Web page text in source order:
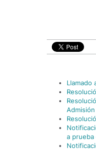
Llamado
Admisión
a prueba